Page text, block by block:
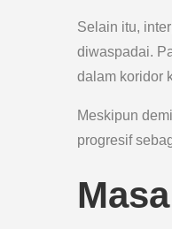
Selain itu,
diwaspadai.
dalam koridor
Meskipun
progresif